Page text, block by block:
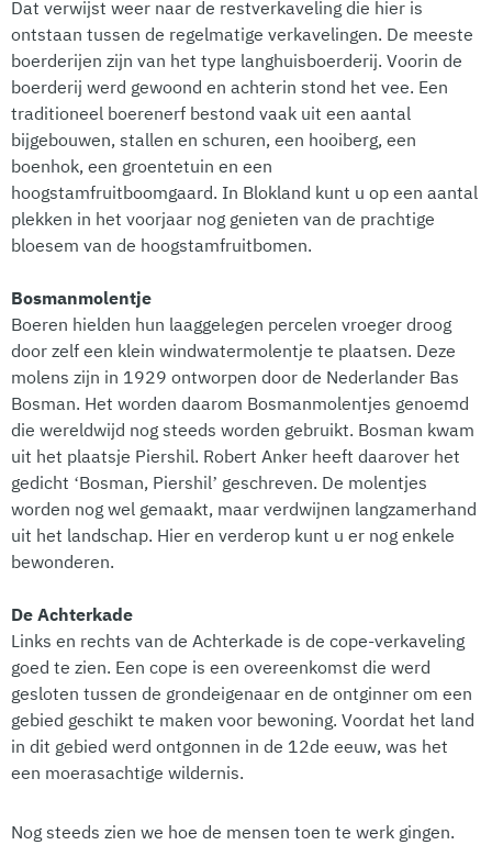
Dat verwijst weer naar de restverkaveling die hier is
ontstaan tussen de regelmatige verkavelingen. De meeste
boerderijen zijn van het type langhuisboerderij. Voorin de
boerderij werd gewoond en achterin stond het vee. Een
traditioneel boerenerf bestond vaak uit een aantal
bijgebouwen, stallen en schuren, een hooiberg, een
boenhok, een groentetuin en een
hoogstamfruitboomgaard. In Blokland kunt u op een aantal
plekken in het voorjaar nog genieten van de prachtige
bloesem van de hoogstamfruitbomen.
Bosmanmolentje
Boeren hielden hun laaggelegen percelen vroeger droog
door zelf een klein windwatermolentje te plaatsen. Deze
molens zijn in 1929 ontworpen door de Nederlander Bas
Bosman. Het worden daarom Bosmanmolentjes genoemd
die wereldwijd nog steeds worden gebruikt. Bosman kwam
uit het plaatsje Piershil. Robert Anker heeft daarover het
gedicht ‘Bosman, Piershil’ geschreven. De molentjes
worden nog wel gemaakt, maar verdwijnen langzamerhand
uit het landschap. Hier en verderop kunt u er nog enkele
bewonderen.
De Achterkade
Links en rechts van de Achterkade is de cope-verkaveling
goed te zien. Een cope is een overeenkomst die werd
gesloten tussen de grondeigenaar en de ontginner om een
gebied geschikt te maken voor bewoning. Voordat het land
in dit gebied werd ontgonnen in de 12de eeuw, was het
een moerasachtige wildernis.
Nog steeds zien we hoe de mensen toen te werk gingen.